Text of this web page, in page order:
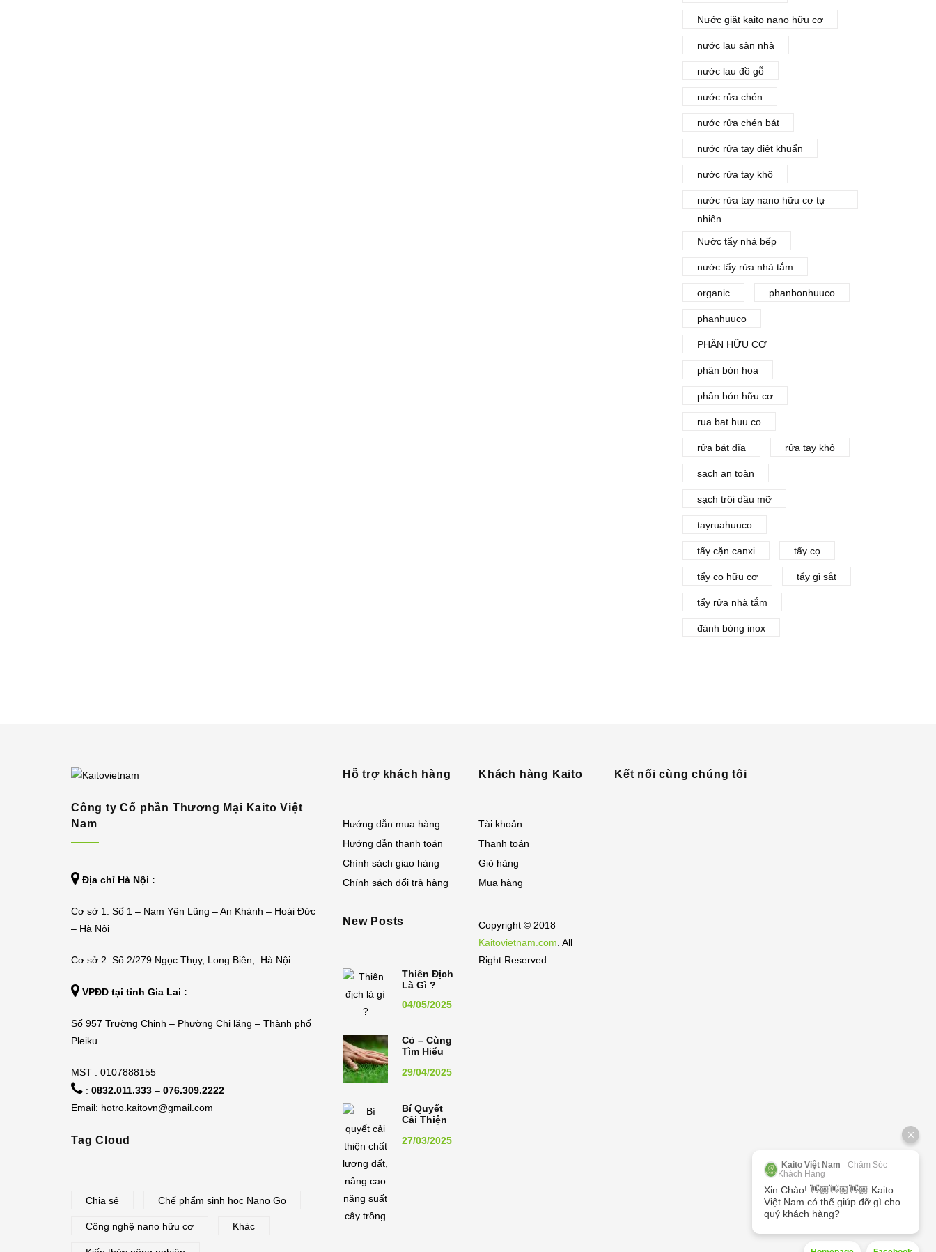
Nước giặt kaito nano hữu cơ
nước lau sàn nhà
nước lau đồ gỗ
nước rửa chén
nước rửa chén bát
nước rửa tay diệt khuẩn
nước rửa tay khô
nước rửa tay nano hữu cơ tự
nhiên
Nước tẩy nhà bếp
nước tẩy rửa nhà tắm
organic phanbonhuuco
phanhuuco
PHÂN HỮU CƠ
phân bón hoa
phân bón hữu cơ
rua bat huu co
rửa bát đĩa rửa tay khô
sạch an toàn
sạch trôi dầu mỡ
tayruahuuco
tẩy cặn canxi tẩy cọ
tẩy cọ hữu cơ tẩy gỉ sắt
tẩy rửa nhà tắm
đánh bóng inox
Công ty Cổ phần Thương Mại Kaito Việt
Nam
Địa chỉ Hà Nội :
Cơ sở 1: Số 1 – Nam Yên Lũng – An Khánh – Hoài Đức
– Hà Nội
Cơ sở 2: Số 2/279 Ngọc Thụy, Long Biên, Hà Nội
VPĐD tại tỉnh Gia Lai :
Số 957 Trường Chinh – Phường Chi lăng – Thành phố
Pleiku
MST : 0107888155
: 0832.011.333 – 076.309.2222
Email: hotro.kaitovn@gmail.com
Tag Cloud
Chia sẻ Chế phẩm sinh học Nano Go
Công nghệ nano hữu cơ Khác
Hỗ trợ khách hàng
Hướng dẫn mua hàng
Hướng dẫn thanh toán
Chính sách giao hàng
Chính sách đổi trả hàng
New Posts
Thiên Địch
Là Gì ?
04/05/2025
Cỏ – Cùng
Tìm Hiểu
29/04/2025
Bí Quyết
Cải Thiện
Lượng Đất,
27/03/2025
Khách hàng Kaito
Tài khoản
Thanh toán
Giỏ hàng
Mua hàng
Copyright © 2018
Kaitovietnam.com . All
Right Reserved
Kết nối cùng chúng tôi
Kaito Việt Nam
Chăm Sóc
Khách Hàng
Xin Chào! 👋🏼👋🏼👋🏼 Kaito
Việt Nam có thể giúp đỡ gì cho
quý khách hàng?